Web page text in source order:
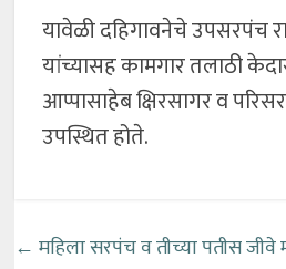
यावेळी दहिगावनेचे उपसरपंच
यांच्यासह कामगार तलाठी
आप्पासाहेब क्षिरसागर व
उपस्थित होते.
← महिला सरपंच व तीच्या पतीस जीवे